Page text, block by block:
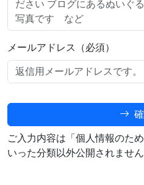
メールアドレス（必須）
ご入力内容は「個人情報のた
いった分類以外公開されませ